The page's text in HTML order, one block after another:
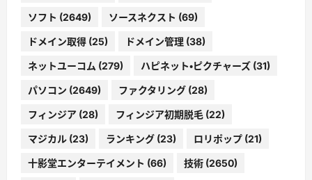
ソフト (2649) ソースネクスト (69)
ドメイン取得 (25) ドメイン管理 (38)
ネットユーコム (279) ハピネット・ピクチャーズ (31)
パソコン (2649) ファクタリング (28)
フィンジア (28) フィンジア初期脱毛 (22)
マジカル (23) ランキング (23) ロリポップ (21)
十影堂エンターテイメント (66) 技術 (2650)